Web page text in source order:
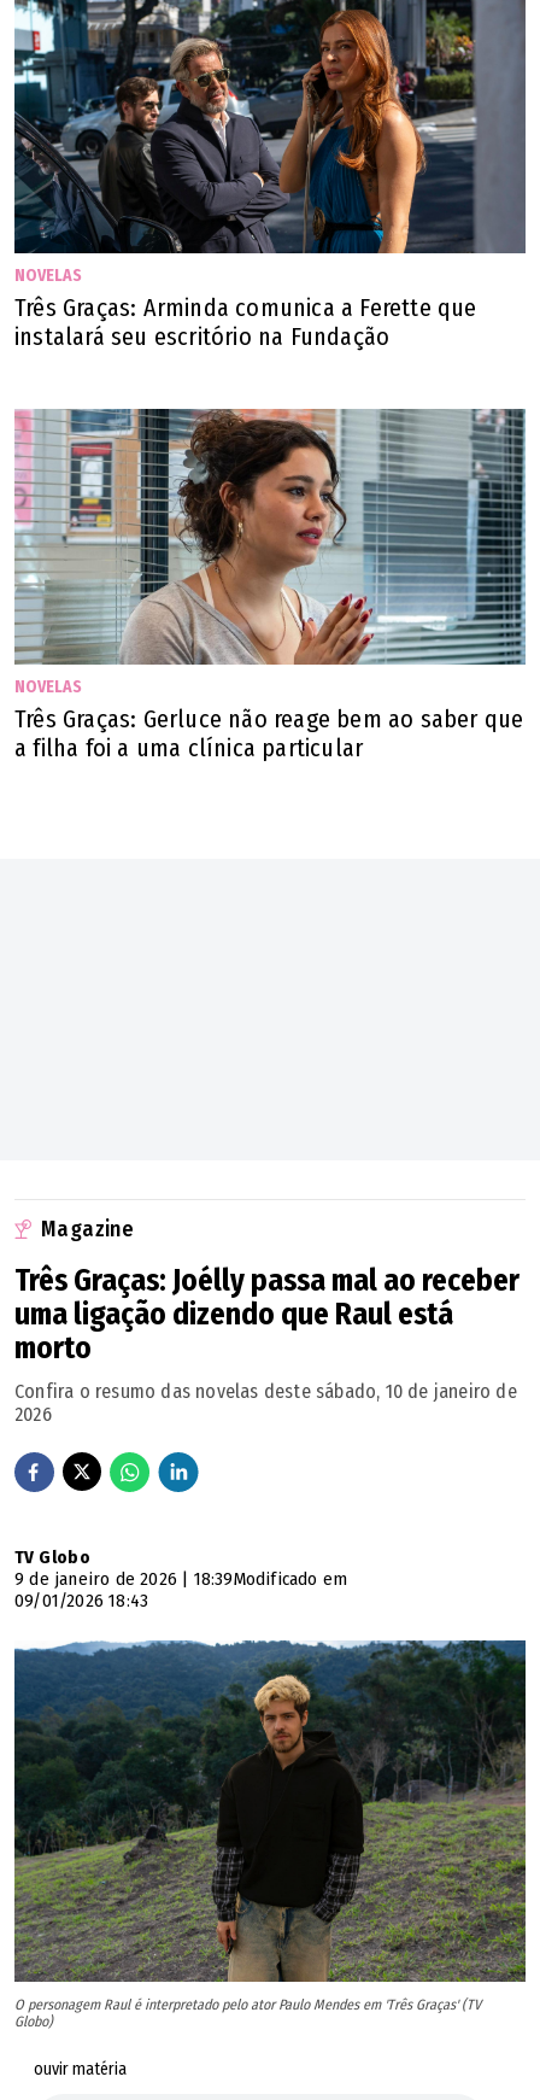
NOVELAS
Três Graças: Arminda comunica a Ferette que
instalará seu escritório na Fundação
NOVELAS
Três Graças: Gerluce não reage bem ao saber que
a filha foi a uma clínica particular
Magazine
Três Graças: Joélly passa mal ao receber
uma ligação dizendo que Raul está
morto
Confira o resumo das novelas deste sábado, 10 de janeiro de
2026
TV Globo
9 de janeiro de 2026 | 18:39Modificado em
09/01/2026 18:43
O personagem Raul é interpretado pelo ator Paulo Mendes em 'Três Graças' (TV
Globo)
ouvir matéria